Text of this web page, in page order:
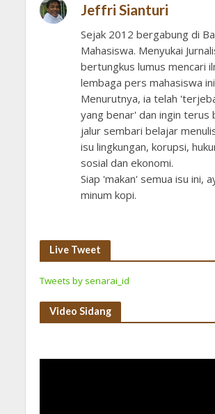
Jeffri Sianturi
Sejak 2012 bergabung di
Mahasiswa. Menyukai
bertungkus lumus mencari
lembaga pers mahasiswa
Menurutnya, ia telah
yang benar' dan ingin terus
jalur sembari belajar
isu lingkungan, korupsi,
sosial dan ekonomi.
Siap 'makan' semua isu ini,
minum kopi.
Live Tweet
Tweets by senarai_id
Video Sidang